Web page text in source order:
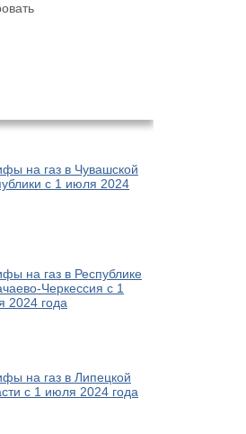
на газ в Чувашской
с 1 июля 2024
на газ в Республике
Черкессия с 1
2024 года
на газ в Липецкой
с 1 июля 2024 года